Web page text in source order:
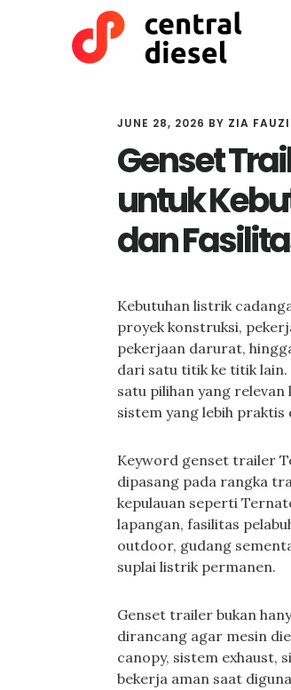
JUNE 28, 2026 BY ZIA FAUZI
Genset
untuk
dan
Kebutuhan listrik
proyek konstruksi,
pekerjaan darurat,
dari satu titik ke titik
satu pilihan yang
sistem yang lebih
Keyword genset trailer
dipasang pada rangka
kepulauan seperti
lapangan, fasilitas
outdoor, gudang
suplai listrik permanen.
Genset trailer bukan
dirancang agar mesin
canopy, sistem exhaust,
bekerja aman saat